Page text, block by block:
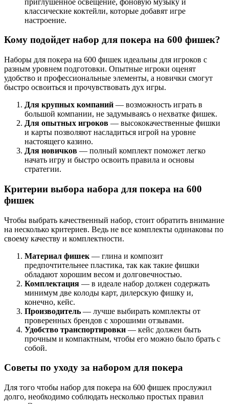
классические коктейли, которые добавят игре
настроение.
Кому подойдет набор для покера на 600 фишек?
Наборы для покера на 600 фишек идеальны для игроков с
разным уровнем подготовки. Опытные игроки оценят
удобство и профессиональные элементы, а новички смогут
быстро освоиться и прочувствовать дух игры.
Для крупных компаний — возможность играть в
большой компании, не задумываясь о нехватке фишек.
Для опытных игроков — высококачественные фишки
и карты позволяют насладиться игрой на уровне
настоящего казино.
Для новичков — полный комплект поможет легко
начать игру и быстро освоить правила и основы
стратегии.
Критерии выбора набора для покера на 600
фишек
Чтобы выбрать качественный набор, стоит обратить внимание
на несколько критериев. Ведь не все комплекты одинаковы по
своему качеству и комплектности.
Материал фишек — глина и композит
предпочтительнее пластика, так как такие фишки
обладают хорошим весом и долговечностью.
Комплектация — в идеале набор должен содержать
минимум две колоды карт, дилерскую фишку и,
конечно, кейс.
Производитель — лучше выбирать комплекты от
проверенных брендов с хорошими отзывами.
Удобство транспортировки — кейс должен быть
прочным и компактным, чтобы его можно было брать с
собой.
Советы по уходу за набором для покера
Для того чтобы набор для покера на 600 фишек прослужил
долго, необходимо соблюдать несколько простых правил